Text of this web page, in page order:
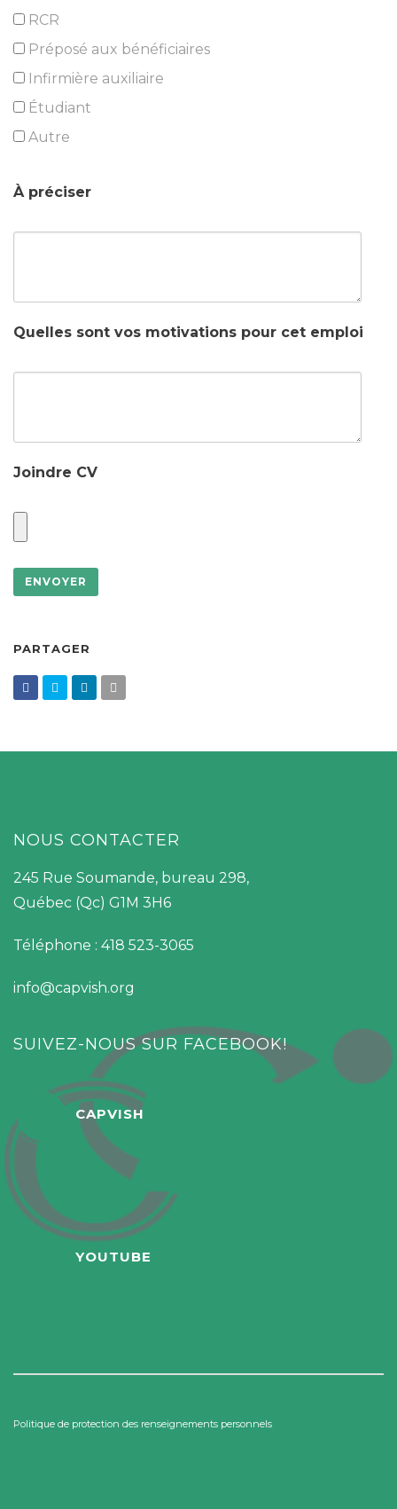
RCR
Préposé aux bénéficiaires
Infirmière auxiliaire
Étudiant
Autre
À préciser
Quelles sont vos motivations pour cet emploi
Joindre CV
PARTAGER
NOUS CONTACTER
245 Rue Soumande, bureau 298,
Québec (Qc) G1M 3H6
Téléphone : 418 523-3065
info@capvish.org
SUIVEZ-NOUS SUR FACEBOOK!
CAPVISH
YOUTUBE
Politique de protection des renseignements personnels